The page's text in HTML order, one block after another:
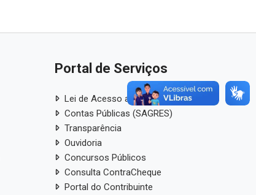
Portal de Serviços
Lei de Acesso a Informação
Contas Públicas (SAGRES)
Transparência
Ouvidoria
Concursos Públicos
Consulta ContraCheque
Portal do Contribuinte